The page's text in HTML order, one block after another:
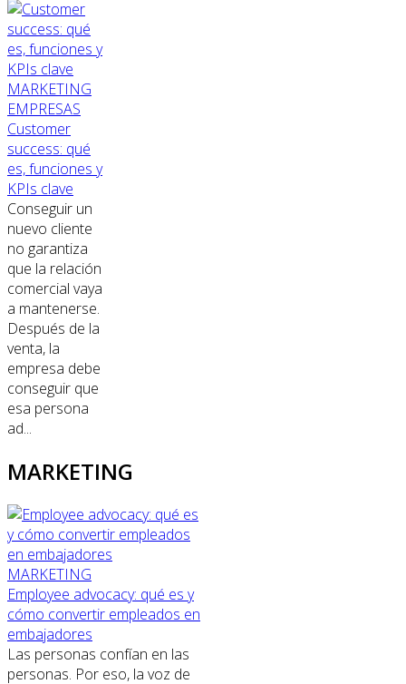
MARKETING
EMPRESAS
Customer
success: qué
es, funciones y
KPIs clave
Conseguir un
nuevo cliente
no garantiza
que la relación
comercial vaya
a mantenerse.
Después de la
venta, la
empresa debe
conseguir que
esa persona
ad...
MARKETING
MARKETING
Employee advocacy: qué es y
cómo convertir empleados en
embajadores
Las personas confían en las
personas. Por eso, la voz de